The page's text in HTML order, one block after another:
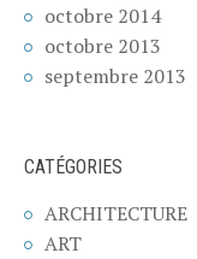
octobre 2014
octobre 2013
septembre 2013
CATÉGORIES
ARCHITECTURE
ART